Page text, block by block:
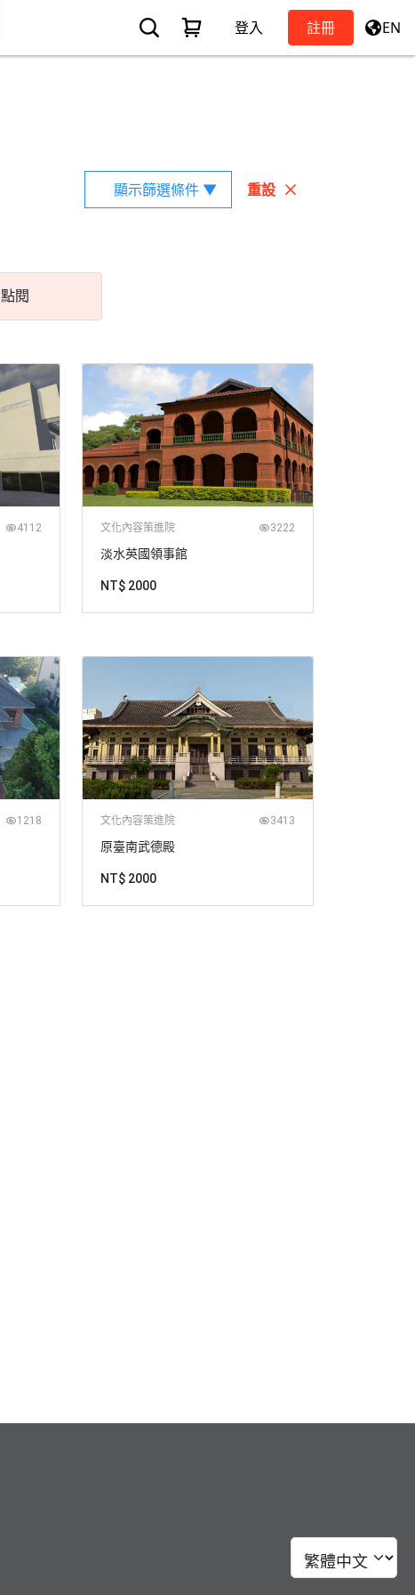
登入 註冊 EN
顯示篩選條件 ▼ 重設
點閱
4112 文化內容策進院 3222
淡水英國領事館
NT$ 2000
1218 文化內容策進院 3413
原臺南武德殿
NT$ 2000